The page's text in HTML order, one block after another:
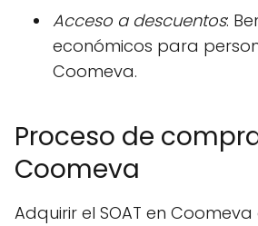
Acceso a descuentos:
económicos para
Coomeva.
Proceso de
Coomeva
Adquirir el SOAT en